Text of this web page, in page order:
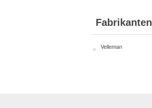
Fabrikanten
Velleman